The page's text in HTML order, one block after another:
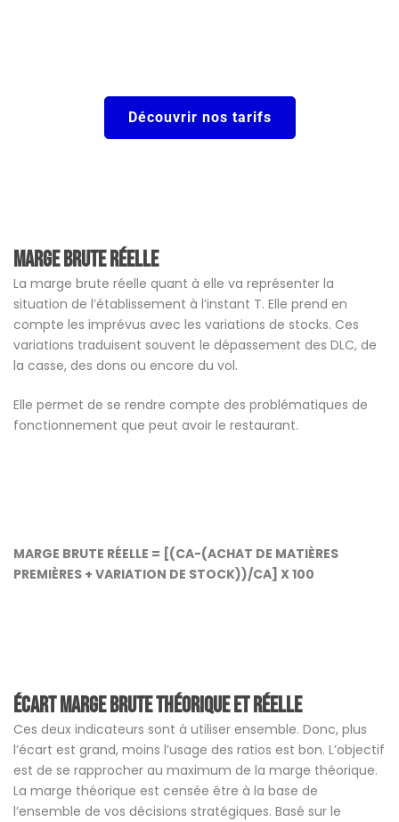
Découvrir nos tarifs
Marge brute réelle
La marge brute réelle quant à elle va représenter la
situation de l’établissement à l’instant T. Elle prend en
compte les imprévus avec les variations de stocks. Ces
variations traduisent souvent le dépassement des DLC, de
la casse, des dons ou encore du vol.
Elle permet de se rendre compte des problématiques de
fonctionnement que peut avoir le restaurant.
MARGE BRUTE RÉELLE = [(CA-(ACHAT DE MATIÈRES
PREMIÈRES + VARIATION DE STOCK))/CA] X 100
Écart marge brute théorique et réelle
Ces deux indicateurs sont à utiliser ensemble. Donc, plus
l’écart est grand, moins l’usage des ratios est bon. L’objectif
est de se rapprocher au maximum de la marge théorique.
La marge théorique est censée être à la base de
l’ensemble de vos décisions stratégiques. Basé sur le